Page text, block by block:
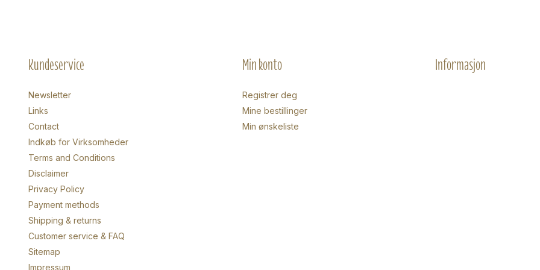
Kundeservice
Newsletter
Links
Contact
Indkøb for Virksomheder
Terms and Conditions
Disclaimer
Privacy Policy
Payment methods
Shipping & returns
Customer service & FAQ
Sitemap
Impressum
Min konto
Registrer deg
Mine bestillinger
Min ønskeliste
Informasjon